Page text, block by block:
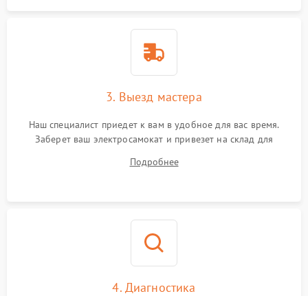
3. Выезд мастера
Наш специалист приедет к вам в удобное для вас время.
Заберет ваш электросамокат и привезет на склад для
Подробнее
4. Диагностика